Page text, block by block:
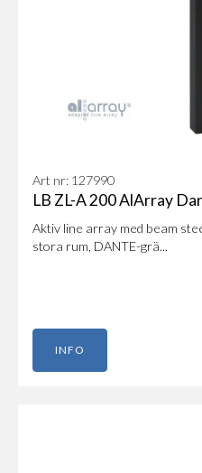
Art nr: 127990
LB ZL-A 200 AlArray
Aktiv line array med beam
stora rum, DANTE-grä...
INFO